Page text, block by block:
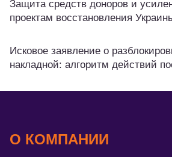
Защита средств доноров и
проектам восстановления
Исковое заявление о
накладной: алгоритм действий
О КОМПАНИИ